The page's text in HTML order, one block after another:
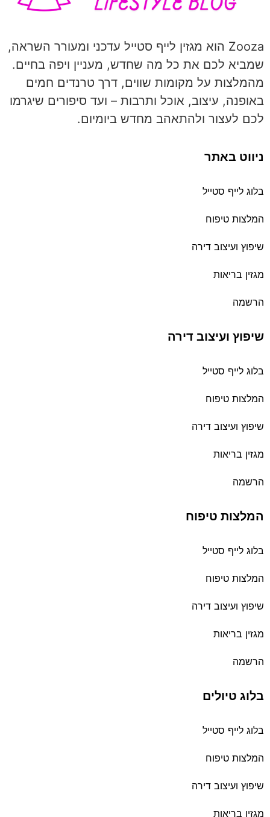
Zooza הוא מגזין לייף סטייל עדכני ומעורר השראה,
שמביא לכם את כל מה שחדש, מעניין ויפה בחיים.
מהמלצות על מקומות שווים, דרך טרנדים חמים
באופנה, עיצוב, אוכל ותרבות – ועד סיפורים שיגרמו
לכם לעצור ולהתאהב מחדש ביומיום.
ניווט באתר
בלוג לייף סטייל
המלצות טיפוח
שיפוץ ועיצוב דירה
מגזין בריאות
הרשמה
שיפוץ ועיצוב דירה
בלוג לייף סטייל
המלצות טיפוח
שיפוץ ועיצוב דירה
מגזין בריאות
הרשמה
המלצות טיפוח
בלוג לייף סטייל
המלצות טיפוח
שיפוץ ועיצוב דירה
מגזין בריאות
הרשמה
בלוג טיולים
בלוג לייף סטייל
המלצות טיפוח
שיפוץ ועיצוב דירה
מגזין בריאות